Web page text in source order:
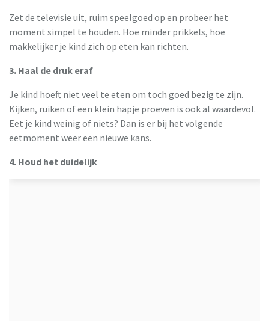
Zet de televisie uit, ruim speelgoed op en probeer het
moment simpel te houden. Hoe minder prikkels, hoe
makkelijker je kind zich op eten kan richten.
3. Haal de druk eraf
Je kind hoeft niet veel te eten om toch goed bezig te zijn.
Kijken, ruiken of een klein hapje proeven is ook al waardevol.
Eet je kind weinig of niets? Dan is er bij het volgende
eetmoment weer een nieuwe kans.
4. Houd het duidelijk